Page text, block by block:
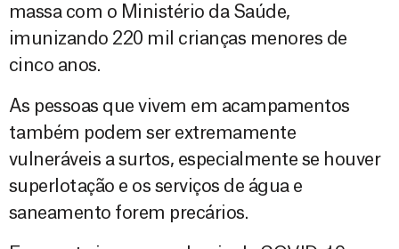
massa com o Ministério da Saúde,
imunizando 220 mil crianças menores de
cinco anos.
As pessoas que vivem em acampamentos
também podem ser extremamente
vulneráveis a surtos, especialmente se houver
superlotação e os serviços de água e
saneamento forem precários.